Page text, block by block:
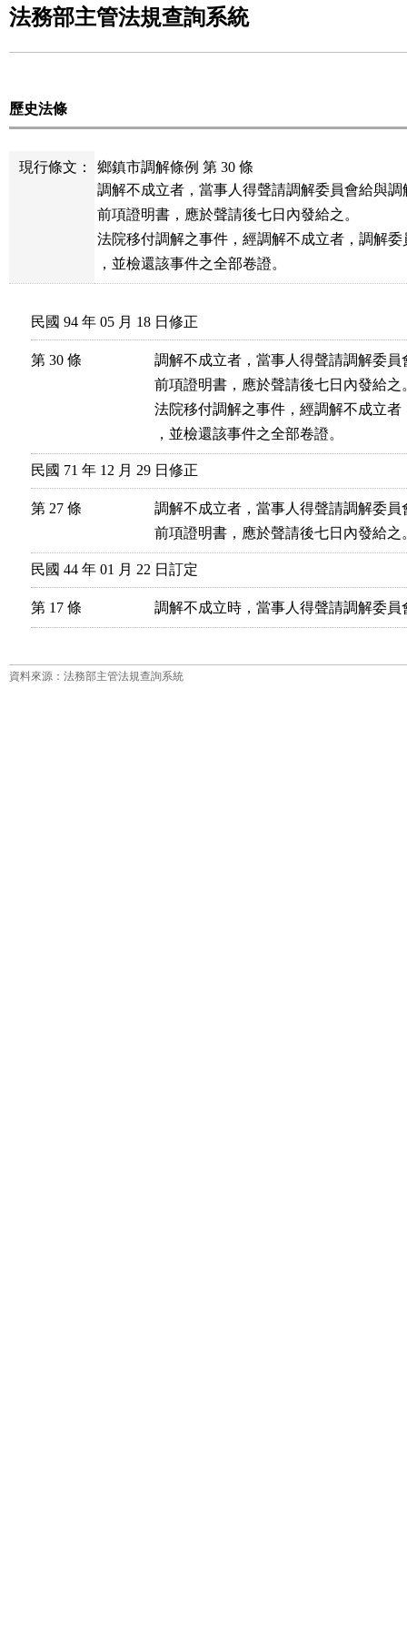
法務部主管法規查詢系統
歷史法條
現行條文：
鄉鎮市調解條例 第 30 條
調解不成立者，當事人得聲請調解委員會給與
前項證明書，應於聲請後七日內發給之。
法院移付調解之事件，經調解不成立者，調解
，並檢還該事件之全部卷證。
民國 94 年 05 月 18 日修正
第 30 條
調解不成立者，當事人得聲請調解委
前項證明書，應於聲請後七日內發給之
法院移付調解之事件，經調解不成立
，並檢還該事件之全部卷證。
民國 71 年 12 月 29 日修正
第 27 條 調解不成立者，當事人得聲請調解委
民國 44 年 01 月 22 日訂定
第 17 條
資料來源：法務部主管法規查詢系統